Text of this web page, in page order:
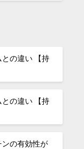
との違い 【持
との違い 【持
の有効性が